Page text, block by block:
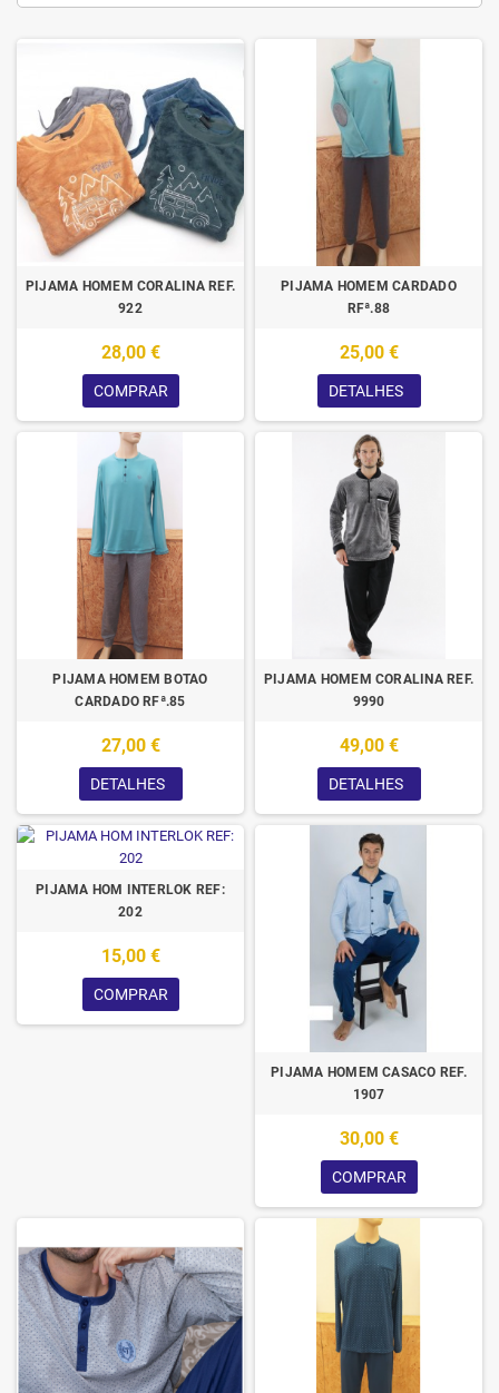
PIJAMA HOMEM CORALINA REF.
922
28,00 €
COMPRAR
PIJAMA HOMEM CARDADO
RFª.88
25,00 €
DETALHES
PIJAMA HOMEM BOTAO
CARDADO RFª.85
27,00 €
DETALHES
PIJAMA HOMEM CORALINA REF.
9990
49,00 €
DETALHES
PIJAMA HOM INTERLOK REF:
202
15,00 €
COMPRAR
PIJAMA HOMEM CASACO REF.
1907
30,00 €
COMPRAR